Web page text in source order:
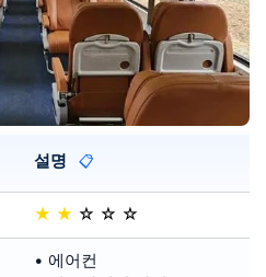
설명 📋
★ ★ ☆ ☆ ☆
• 에어컨